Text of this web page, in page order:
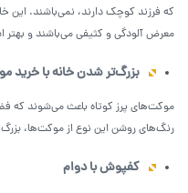
که فرزند کوچک دارند، نمی‌باشند. این
معرض آلودگی و کثیفی می‌باشند و
بزرگ‌تر شدن خانه با خرید
موکت‌های پرز کوتاه باعث می‌شوند که
رنگ‌های روشن این نوع از موکت‌ها،
کفپوش با دوام